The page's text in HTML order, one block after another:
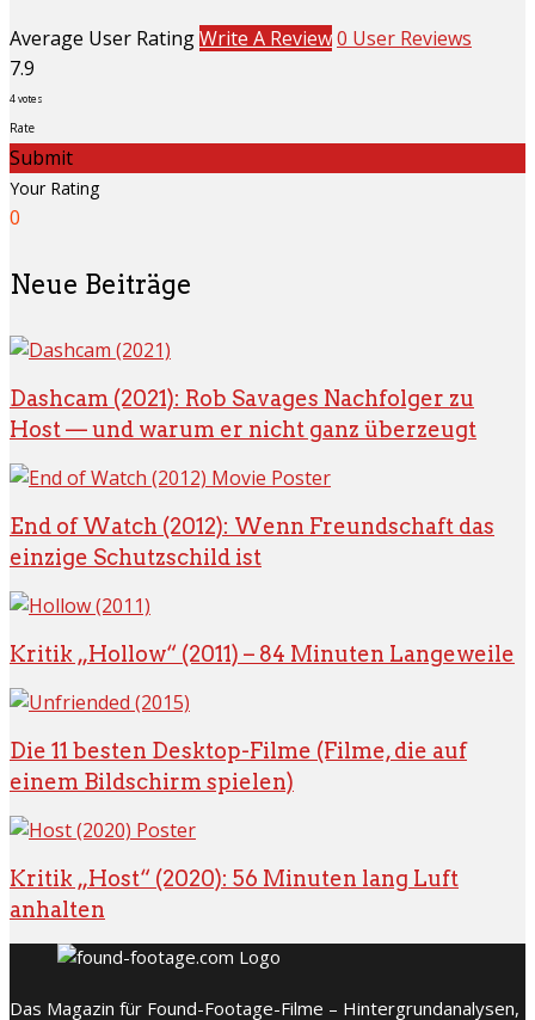
Average User RatingWrite A Review0 User Reviews
7.9
4votes
Rate
Submit
Your Rating
0
Neue Beiträge
Dashcam (2021): Rob Savages Nachfolger zu
Host — und warum er nicht ganz überzeugt
End of Watch (2012): Wenn Freundschaft das
einzige Schutzschild ist
Kritik „Hollow“ (2011) – 84 Minuten Langeweile
Die 11 besten Desktop-Filme (Filme, die auf
einem Bildschirm spielen)
Kritik „Host“ (2020): 56 Minuten lang Luft
anhalten
Das Magazin für Found-Footage-Filme – Hintergrundanalysen,